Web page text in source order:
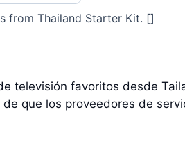
from Thailand Starter Kit. []
televisión favoritos desde
que los proveedores de